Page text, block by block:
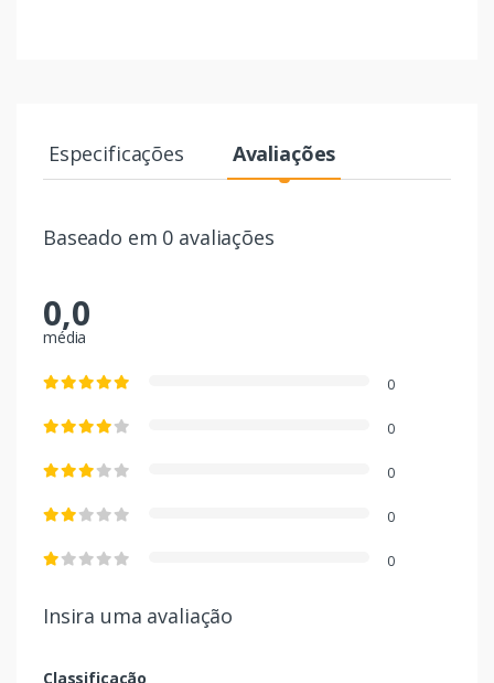
Especificações Avaliações
Baseado em 0 avaliações
0,0
média
0
0
0
0
0
Insira uma avaliação
Classificação